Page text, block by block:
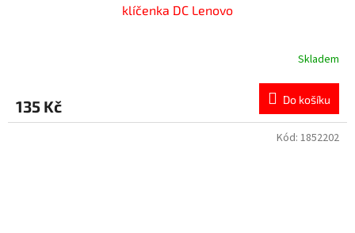
klíčenka DC Lenovo
Skladem
135 Kč Do košíku
Kód: 1852202